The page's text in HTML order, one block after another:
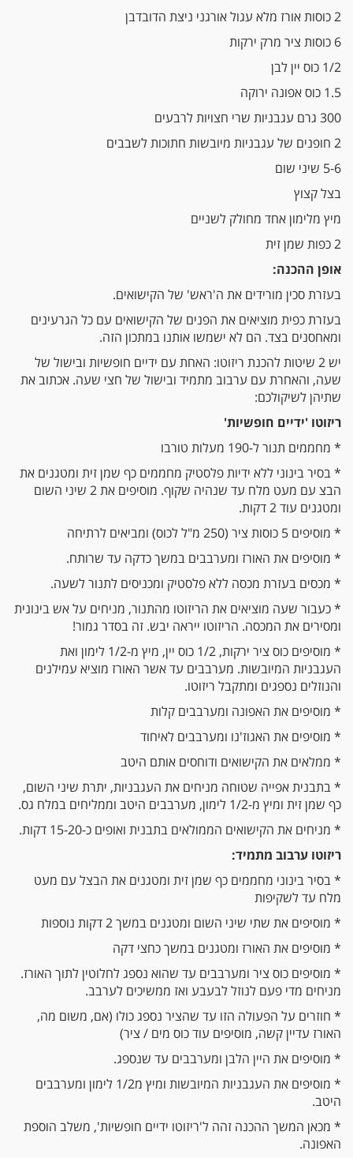
2 כוסות אורז מלא עגול אורגני ניצת הדובדבן
6 כוסות ציר מרק ירקות
1/2 כוס יין לבן
1.5 כוס אפונה ירוקה
300 גרם עגבניות שרי חצויות לרבעים
2 חופנים של עגבניות מיובשות חתוכות לשבבים
5-6 שיני שום
בצל קצוץ
מיץ מלימון אחד מחולק לשניים
2 כפות שמן זית
אופן ההכנה:
בעזרת סכין מורידים את ה'ראש' של הקישואים.
בעזרת כפית מוציאים את הפנים של הקישואים עם כל הגרעינים
ומאחסנים בצד. הם לא ישמשו אותנו במתכון הזה.
יש 2 שיטות להכנת ריזוטו: האחת עם ידיים חופשיות ובישול של
שעה, והאחרת עם ערבוב מתמיד ובישול של חצי שעה. אכתוב את
שתיהן לשיקולכם:
ריזוטו 'ידיים חופשיות'
* מחממים תנור ל-190 מעלות טורבו
* בסיר בינוני ללא ידיות פלסטיק מחממים כף שמן זית ומטגנים את
הבצ עם מעט מלח עד שנהיה שקוף. מוסיפים את 2 שיני השום
ומטגנים עוד 2 דקות.
* מוסיפים 5 כוסות ציר (250 מ"ל לכוס) ומביאים לרתיחה
* מוסיפים את האורז ומערבבים במשך כדקה עד שרותח.
* מכסים בעזרת מכסה ללא פלסטיק ומכניסים לתנור לשעה.
* כעבור שעה מוציאים את הריזוטו מהתנור, מניחים על אש בינונית
ומסירים את המכסה. הריזוטו ייראה יבש. זה בסדר גמור!
* מוסיפים כוס ציר ירקות, 1/2 כוס יין, מיץ מ-1/2 לימון ואת
העגבניות המיובשות. מערבבים עד אשר האורז מוציא עמילנים
והנוזלים נספגים ומתקבל ריזוטו.
* מוסיפים את האפונה ומערבבים קלות
* מוסיפים את האגוז'נו ומערבבים לאיחוד
* ממלאים את הקישואים ודוחסים אותם היטב
* בתבנית אפייה שטוחה מניחים את העגבניות, יתרת שיני השום,
כף שמן זית ומיץ מ-1/2 לימון, מערבבים היטב וממליחים במלח גס.
* מניחים את הקישואים הממולאים בתבנית ואופים כ-15-20 דקות.
ריזוטו ערבוב מתמיד:
* בסיר בינוני מחממים כף שמן זית ומטגנים את הבצל עם מעט
מלח עד לשקיפות
* מוסיפים את שתי שיני השום ומטגנים במשך 2 דקות נוספות
* מוסיפים את האורז ומטגנים במשך כחצי דקה
* מוסיפים כוס ציר ומערבבים עד שהוא נספג לחלוטין לתוך האורז.
מניחים מדי פעם לנוזל לבעבע ואז ממשיכים לערבב.
* חוזרים על הפעולה הזו עד שהציר נספג כולו (אם, משום מה,
האורז עדיין קשה, מוסיפים עוד כוס מים / ציר)
* מוסיפים את היין הלבן ומערבבים עד שנספג.
* מוסיפים את העגבניות המיובשות ומיץ מ1/2 לימון ומערבבים
היטב.
* מכאן המשך ההכנה זהה ל'ריזוטו ידיים חופשיות', משלב הוספת
האפונה.